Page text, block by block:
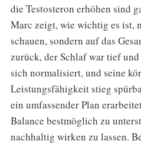
die Testosteron erhöhen sind
Marc zeigt, wie wichtig es ist,
schauen, sondern auf das
zurück, der Schlaf war tief
sich normalisiert, und seine
Leistungsfähigkeit stieg
ein umfassender Plan
Balance bestmöglich zu
nachhaltig wirken zu lassen.